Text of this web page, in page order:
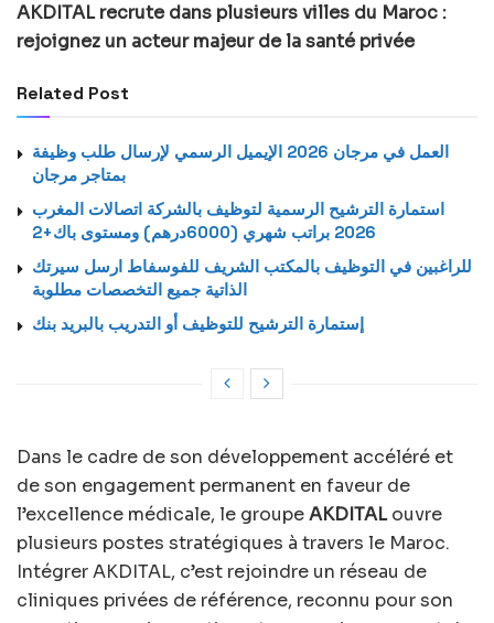
AKDITAL recrute dans plusieurs villes du Maroc :
rejoignez un acteur majeur de la santé privée
Related Post
العمل في مرجان 2026 الإيميل الرسمي لإرسال طلب وظيفة
بمتاجر مرجان
استمارة الترشيح الرسمية لتوظيف بالشركة اتصالات المغرب
2026 براتب شهري (6000درهم) ومستوى باك+2
للراغبين في التوظيف بالمكتب الشريف للفوسفاط ارسل سيرتك
الذاتية جميع التخصصات مطلوبة
إستمارة الترشيح للتوظيف أو التدريب بالبريد بنك
Dans le cadre de son développement accéléré et
de son engagement permanent en faveur de
l’excellence médicale, le groupeAKDITALouvre
plusieurs postes stratégiques à travers le Maroc.
Intégrer AKDITAL, c’est rejoindre un réseau de
cliniques privées de référence, reconnu pour son